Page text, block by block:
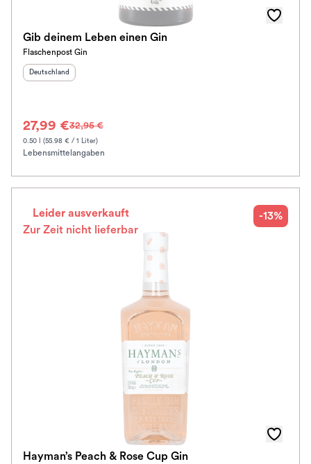
Gib deinem Leben einen Gin
Flaschenpost Gin
Herkunftsland
Deutschland
27,99 €32,95 €
0.50 l (55.98 € / 1 Liter)
Lebensmittelangaben
Leider ausverkauft
Zur Zeit nicht lieferbar
-13%
Hayman’s Peach & Rose Cup Gin